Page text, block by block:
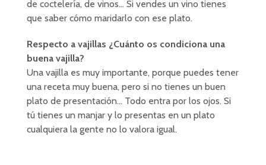
de coctelería, de vinos… Si vendes un vino tienes
que saber cómo maridarlo con ese plato.
Respecto a vajillas ¿Cuánto os condiciona una
buena vajilla?
Una vajilla es muy importante, porque puedes tener
una receta muy buena, pero si no tienes un buen
plato de presentación… Todo entra por los ojos. Si
tú tienes un manjar y lo presentas en un plato
cualquiera la gente no lo valora igual.